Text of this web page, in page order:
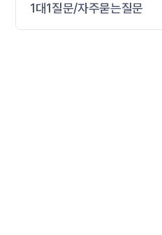
1대1질문/자주묻는질문